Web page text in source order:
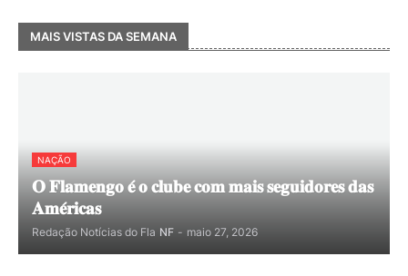
MAIS VISTAS DA SEMANA
NAÇÃO
𝐎 𝐅𝐥𝐚𝐦𝐞𝐧𝐠𝐨 𝐞́ 𝐨 𝐜𝐥𝐮𝐛𝐞 𝐜𝐨𝐦 𝐦𝐚𝐢𝐬 𝐬𝐞𝐠𝐮𝐢𝐝𝐨𝐫𝐞𝐬 𝐝𝐚𝐬
𝐀𝐦𝐞́𝐫𝐢𝐜𝐚𝐬
Redação Notícias do Fla NF - maio 27, 2026